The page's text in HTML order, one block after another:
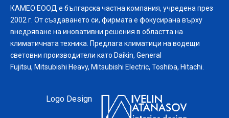
КАМЕО ЕООД е българска частна компания, учредена през
2002 г. От създаването си, фирмата е фокусирана върху
внедряване на иновативни решения в областта на
климатичната техника. Предлага климатици на водещи
световни производители като Daikin, General
Fujitsu, Mitsubishi Heavy, Mitsubishi Electric, Toshiba, Hitachi.
Logo Design